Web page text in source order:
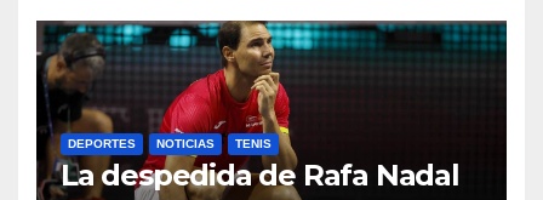
DEPORTES NOTICIAS TENIS
La despedida de Rafa Nadal